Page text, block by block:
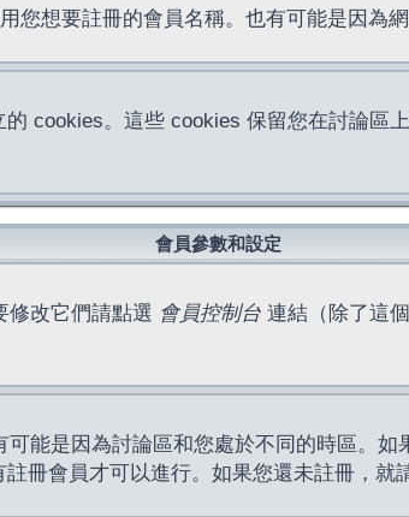
想要註冊的會員名稱。也有可能是因為
cookies。這些 cookies 保留您在討論
會員參數和設定
修改它們請點選 會員控制台 連結（除了這
能是因為討論區和您處於不同的時區。
冊會員才可以進行。如果您還未註冊，就